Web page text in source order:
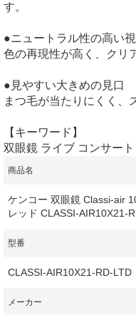
す。
●ニュートラル性の高い
色の再現性が高く、クリ
●見やすい大きめの見口
まつ毛が当たりにくく、
【キーワード】
双眼鏡 ライブ コンサー
商品名
ケンコー 双眼鏡 Classi-air
レッド CLASSI-AIR10X21-
型番
CLASSI-AIR10X21-RD-LTD
メーカー